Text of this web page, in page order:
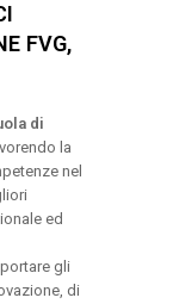
FVG,
di
la
nel
ed
gli
di